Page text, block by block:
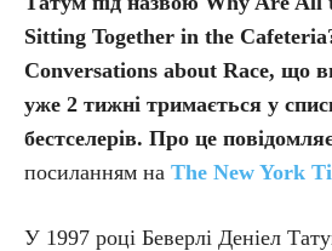
Sitting Together in the
Conversations about Race, що
уже 2 тижні тримається у
бестселерів. Про це
посиланням на The New York
У 1997 році Беверлі Деніел